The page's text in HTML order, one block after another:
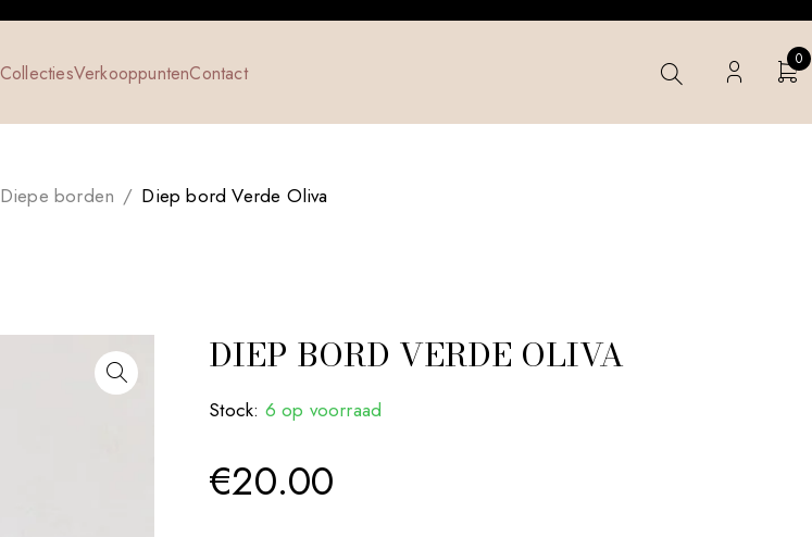
CollectiesVerkooppuntenContact
0
Diepe borden / Diep bord Verde Oliva
DIEP BORD VERDE OLIVA
Stock: 6 op voorraad
€20.00